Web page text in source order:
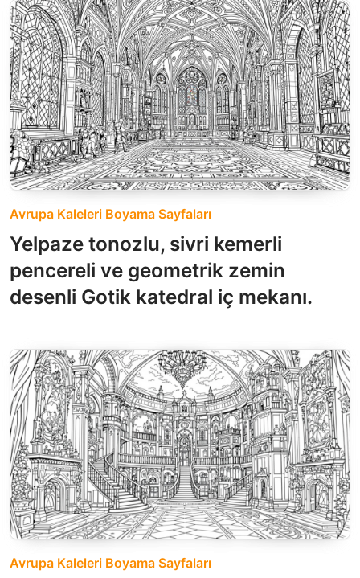
Avrupa Kaleleri Boyama Sayfaları
Yelpaze tonozlu, sivri kemerli
pencereli ve geometrik zemin
desenli Gotik katedral iç mekanı.
Avrupa Kaleleri Boyama Sayfaları